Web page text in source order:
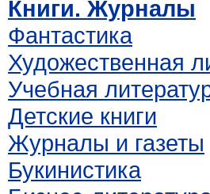
Книги. Журналы
Фантастика
Художественная
Учебная
Детские книги
Журналы и газеты
Букинистика